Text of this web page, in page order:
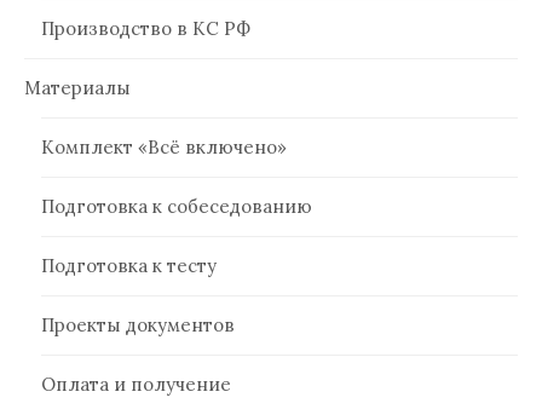
Производство в КС РФ
Материалы
Комплект «Всё включено»
Подготовка к собеседованию
Подготовка к тесту
Проекты документов
Оплата и получение